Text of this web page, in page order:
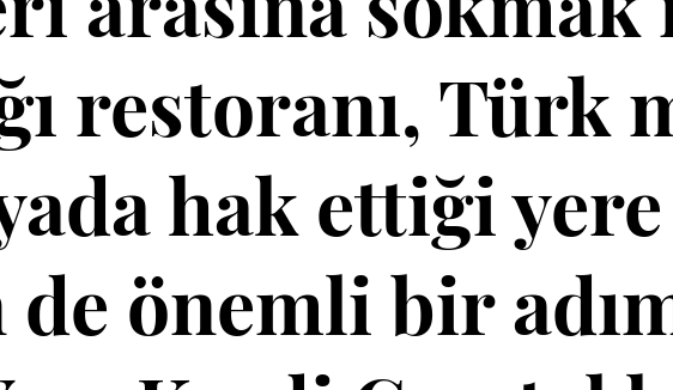
restoranı, Türk
hak ettiği
önemli bir